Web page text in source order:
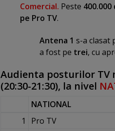
Comercial. Peste
pe Pro TV.
Antena 1 s-a clasat
a fost pe trei, cu
Audienta posturilor TV
(20:30-21:30), la nivel
NATIONAL
1
Pro TV